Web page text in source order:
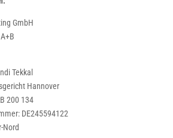
GmbH
Tekkal
Hannover
200 134
DE245594122
Nord